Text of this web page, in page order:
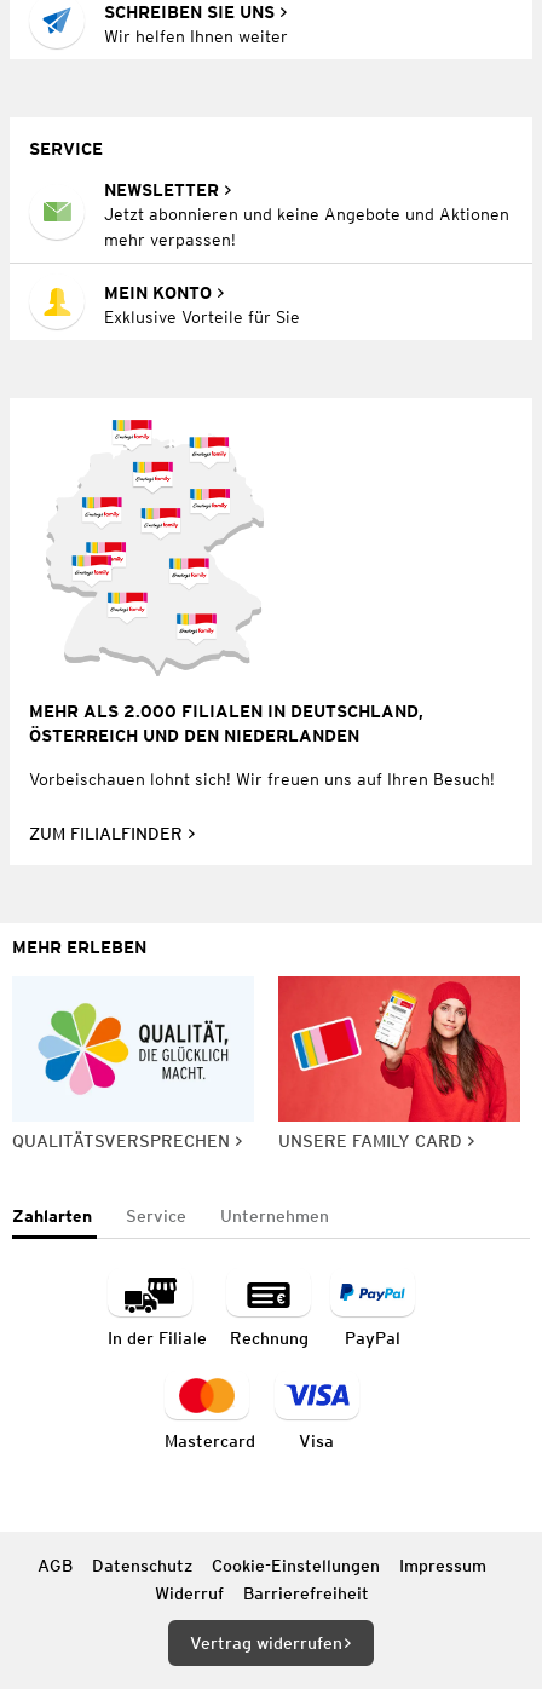
SCHREIBEN SIE UNS
Wir helfen Ihnen weiter
SERVICE
NEWSLETTER
Jetzt abonnieren und keine Angebote und Aktionen
mehr verpassen!
MEIN KONTO
Exklusive Vorteile für Sie
MEHR ALS 2.000 FILIALEN IN DEUTSCHLAND,
ÖSTERREICH UND DEN NIEDERLANDEN
Vorbeischauen lohnt sich! Wir freuen uns auf Ihren Besuch!
ZUM FILIALFINDER
MEHR ERLEBEN
QUALITÄTSVERSPRECHEN UNSERE FAMILY CARD
Zahlarten Service Unternehmen
In der Filiale Rechnung PayPal
Mastercard Visa
AGB Datenschutz Cookie-Einstellungen
Impressum
Widerruf
Barrierefreiheit
Vertrag widerrufen